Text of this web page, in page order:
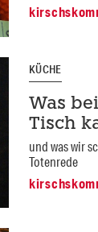
KÜCHE
Was
Tisch
und was wir
Totenrede